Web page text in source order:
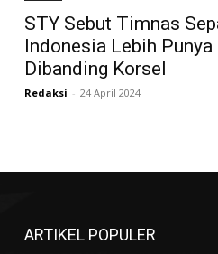
STY Sebut Timnas
Indonesia Lebih Punya
Dibanding Korsel
Redaksi - 24 April 2024
ARTIKEL POPULER